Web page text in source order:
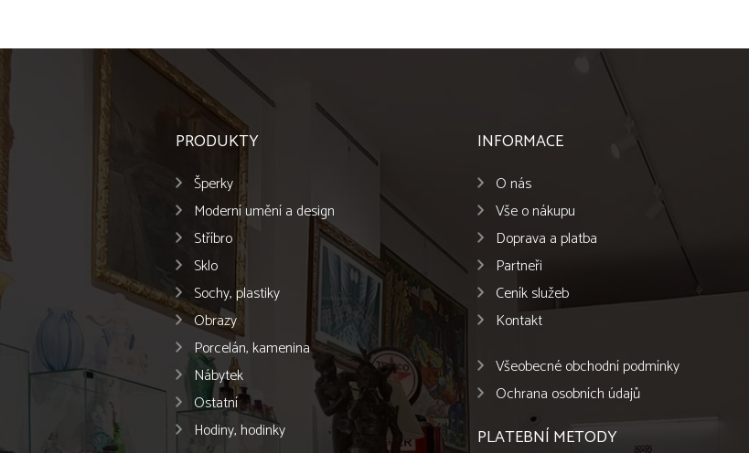
PRODUKTY
Šperky
Moderní umění a design
Stříbro
Sklo
Sochy, plastiky
Obrazy
Porcelán, kamenina
Nábytek
Ostatní
Hodiny, hodinky
INFORMACE
O nás
Vše o nákupu
Doprava a platba
Partneři
Ceník služeb
Kontakt
Všeobecné obchodní podmínky
Ochrana osobních údajů
PLATEBNÍ METODY